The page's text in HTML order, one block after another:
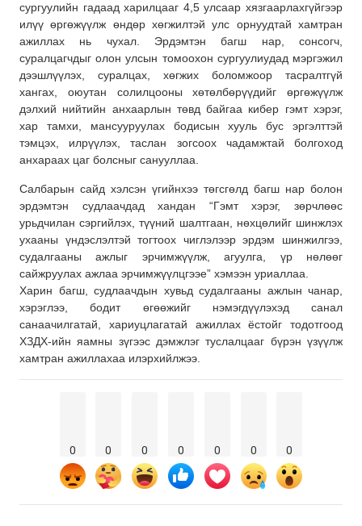
сургуулийн гадаад харилцааг 4,5 улсаар хязгаарлахгүйгээр
илүү өргөжүүлж өндөр хөгжилтэй улс орнуудтай хамтран
ажиллах нь чухал. Эрдэмтэн багш нар, сонсогч,
суралцагчдыг олон улсын томоохон сургуулиудад мэргэжил
дээшлүүлэх, суралцах, хөгжих боломжоор тасралтгүй
хангах, оюутан солилцооны хөтөлбөрүүдийг өргөжүүлж
дэлхий нийтийн анхаарлын төвд байгаа кибер гэмт хэрэг,
хар тамхи, мансууруулах бодисын хууль бус эргэлттэй
тэмцэх, илрүүлэх, таслан зогсоох чадамжтай болгоход
анхараах цаг болсныг санууллаа.
Салбарын сайд хэлсэн үгийнхээ төгсгөлд багш нар болон
эрдэмтэн судлаачдад хандан “Гэмт хэрэг, зөрчлөөс
урьдчилан сэргийлэх, түүний шалтгаан, нөхцөлийг шинжлэх
ухааны үндэслэлтэй тогтоох чиглэлээр эрдэм шинжилгээ,
судалгааны ажлыг эрчимжүүлж, агуулга, үр нөлөөг
сайжруулах ажлаа эрчимжүүлцгээе” хэмээн уриаллаа.
Харин багш, судлаачдын хувьд судалгааны ажлын чанар,
хэрэглээ, бодит өгөөжийг нэмэгдүүлэхэд санал
санаачилгатай, хариуцлагатай ажиллах ёстойг тодотгоод
ХЗДХ-ийн яамны зүгээс дэмжлэг туслалцааг бүрэн үзүүлж
хамтран ажиллахаа илэрхийлжээ.
0 0 0 0 0 0 0